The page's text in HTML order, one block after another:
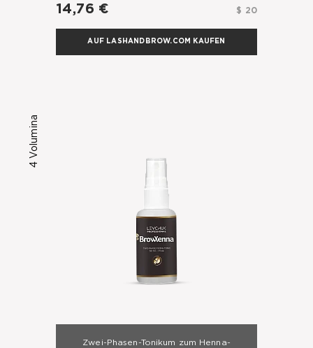
14,76 € $ 20
AUF LASHANDBROW.COM KAUFEN
4 Volumina
Zwei-Phasen-Tonikum zum Henna-